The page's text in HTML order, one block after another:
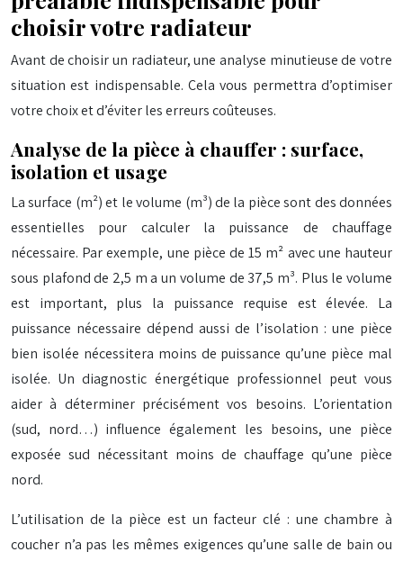
choisir votre radiateur
Avant de choisir un radiateur, une analyse minutieuse de votre
situation est indispensable. Cela vous permettra d’optimiser
votre choix et d’éviter les erreurs coûteuses.
Analyse de la pièce à chauffer : surface,
isolation et usage
La surface (m²) et le volume (m³) de la pièce sont des données
essentielles pour calculer la puissance de chauffage
nécessaire. Par exemple, une pièce de 15 m² avec une hauteur
sous plafond de 2,5 m a un volume de 37,5 m³. Plus le volume
est important, plus la puissance requise est élevée. La
puissance nécessaire dépend aussi de l’isolation : une pièce
bien isolée nécessitera moins de puissance qu’une pièce mal
isolée. Un diagnostic énergétique professionnel peut vous
aider à déterminer précisément vos besoins. L’orientation
(sud, nord…) influence également les besoins, une pièce
exposée sud nécessitant moins de chauffage qu’une pièce
nord.
L’utilisation de la pièce est un facteur clé : une chambre à
coucher n’a pas les mêmes exigences qu’une salle de bain ou